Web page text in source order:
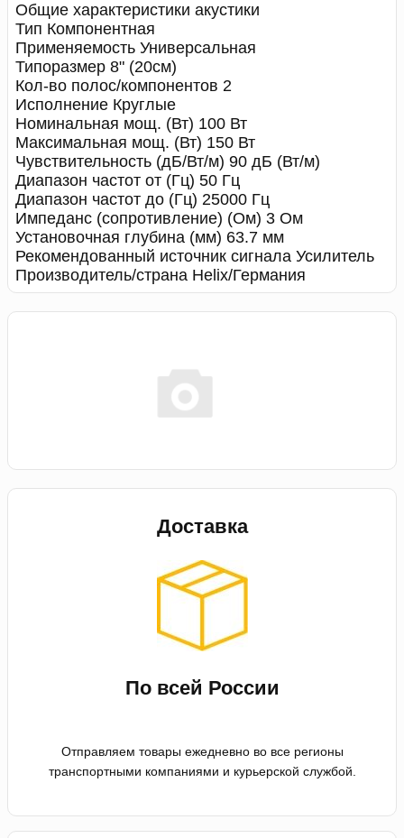
Общие характеристики акустики
Тип Компонентная
Применяемость Универсальная
Типоразмер 8" (20см)
Кол-во полос/компонентов 2
Исполнение Круглые
Номинальная мощ. (Вт) 100 Вт
Максимальная мощ. (Вт) 150 Вт
Чувствительность (дБ/Вт/м) 90 дБ (Вт/м)
Диапазон частот от (Гц) 50 Гц
Диапазон частот до (Гц) 25000 Гц
Импеданс (сопротивление) (Ом) 3 Ом
Установочная глубина (мм) 63.7 мм
Рекомендованный источник сигнала Усилитель
Производитель/страна Helix/Германия
Доставка
По всей России
Отправляем товары ежедневно во все регионы
транспортными компаниями и курьерской службой.